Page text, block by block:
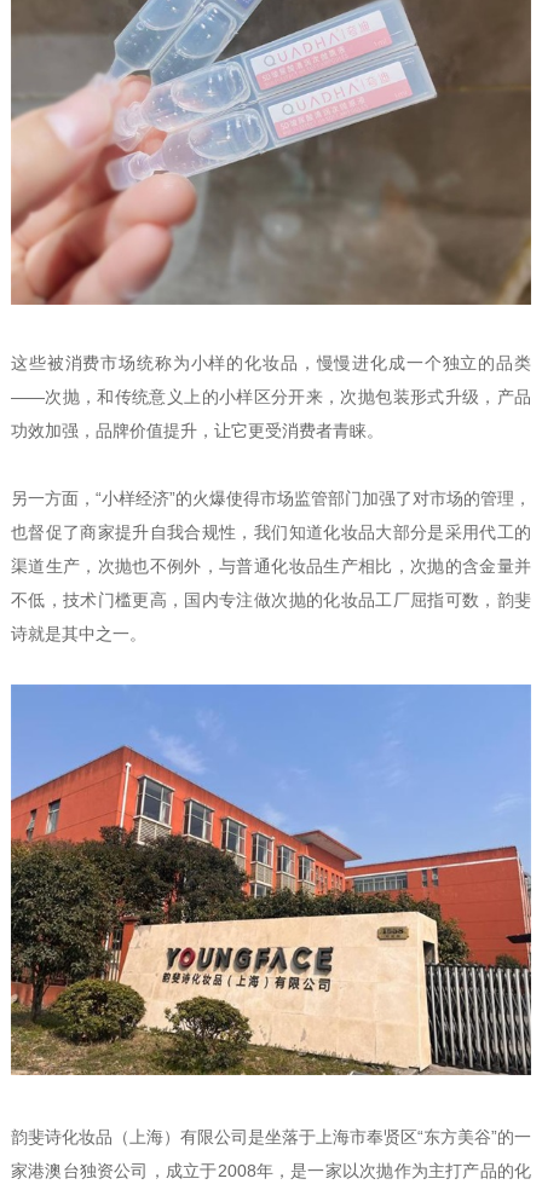
这些被消费市场统称为小样的化妆品，慢慢进化成一个独立的品类
——次抛，和传统意义上的小样区分开来，次抛包装形式升级，产品
功效加强，品牌价值提升，让它更受消费者青睐。
另一方面，“小样经济”的火爆使得市场监管部门加强了对市场的管理，
也督促了商家提升自我合规性，我们知道化妆品大部分是采用代工的
渠道生产，次抛也不例外，与普通化妆品生产相比，次抛的含金量并
不低，技术门槛更高，国内专注做次抛的化妆品工厂屈指可数，韵斐
诗就是其中之一。
韵斐诗化妆品（上海）有限公司是坐落于上海市奉贤区“东方美谷”的一
家港澳台独资公司，成立于2008年，是一家以次抛作为主打产品的化